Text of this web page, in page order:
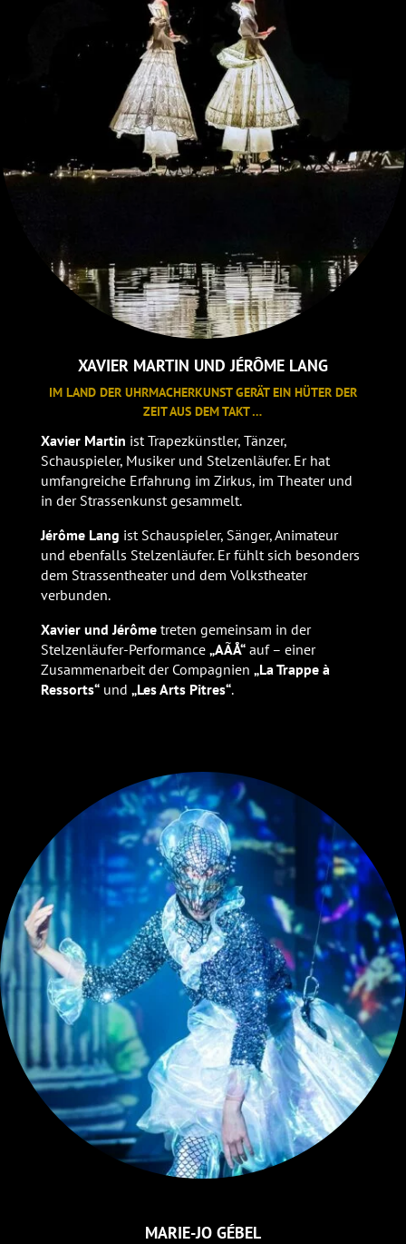
XAVIER MARTIN UND JÉRÔME LANG
IM LAND DER UHRMACHERKUNST GERÄT EIN HÜTER DER
ZEIT AUS DEM TAKT …
Xavier Martin ist Trapezkünstler, Tänzer,
Schauspieler, Musiker und Stelzenläufer. Er hat
umfangreiche Erfahrung im Zirkus, im Theater und
in der Strassenkunst gesammelt.
Jérôme Lang ist Schauspieler, Sänger, Animateur
und ebenfalls Stelzenläufer. Er fühlt sich besonders
dem Strassentheater und dem Volkstheater
verbunden.
Xavier und Jérômetreten gemeinsam in der
Stelzenläufer-Performance „AÃÅ“auf – einer
Zusammenarbeit der Compagnien „La Trappe à
Ressorts“und „Les Arts Pitres“.
MARIE-JO GÉBEL